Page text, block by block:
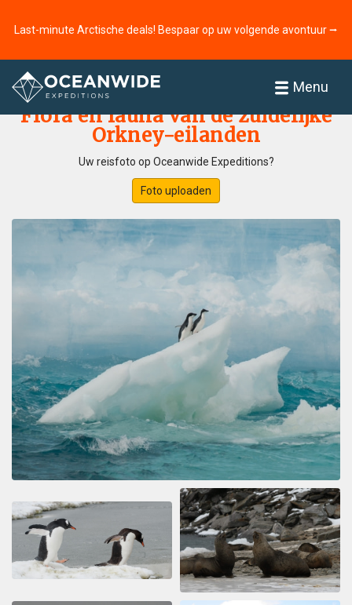
Last-minute Arctische deals! Bespaar op uw volgende avontuur ⭢
Menu
Home
Flora en fauna van de zuidelijke
Orkney-eilanden
Uw reisfoto op Oceanwide Expeditions?
Foto uploaden